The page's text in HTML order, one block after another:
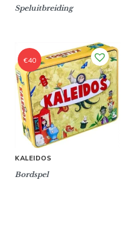
Speluitbreiding
KALEIDOS
Bordspel
€40